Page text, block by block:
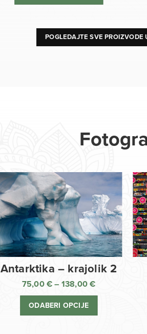
POGLEDAJTE SVE PROIZVODE
Antarktika – krajolik 2
75,00 € – 138,00€
ODABERI OPCIJE